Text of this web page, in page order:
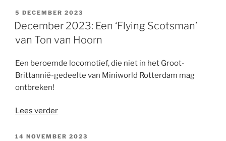
Een
eerste
schenking
van
Klaas
ter
GEPLAATST
OP
5 DECEMBER 2023
December 2023: Een ‘Flying Scotsman’
van Ton van Hoorn
Een beroemde locomotief, die niet in het Groot-
Brittannië-gedeelte van Miniworld Rotterdam mag
ontbreken!
Lees verder“December
Een
GEPLAATST
14 NOVEMBER 2023